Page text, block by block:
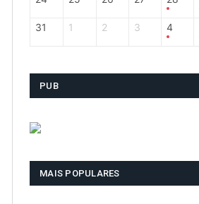
31 1 2 3 4
PUB
MAIS POPULARES